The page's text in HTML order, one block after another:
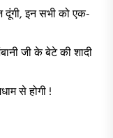
इन सभी को एक-
जी के बेटे की शादी
से होगी !